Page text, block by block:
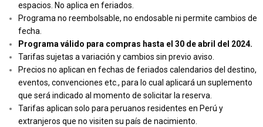
espacios. No aplica en feriados.
Programa no reembolsable, no endosable ni permite cambios de
fecha.
Programa válido para compras hasta el 30 de abril del 2024.
Tarifas sujetas a variación y cambios sin previo aviso.
Precios no aplican en fechas de feriados calendarios del destino,
eventos, convenciones etc., para lo cual aplicará un suplemento
que será indicado al momento de solicitar la reserva.
Tarifas aplican solo para peruanos residentes en Perú y
extranjeros que no visiten su país de nacimiento.